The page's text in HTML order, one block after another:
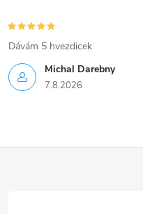
Michal Darebny
7.8.2026
Dávám 5 hvezdicek